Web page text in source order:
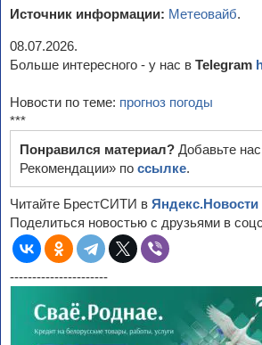
Источник информации: Метеовайб.
08.07.2026.
Больше интересного - у нас в Telegram
Новости по теме: прогноз погоды
***
Понравился материал? Добавьте
Рекомендации» по ссылке.
Читайте БрестСИТИ в Яндекс.Новости
Поделиться новостью с друзьями в
----------------------